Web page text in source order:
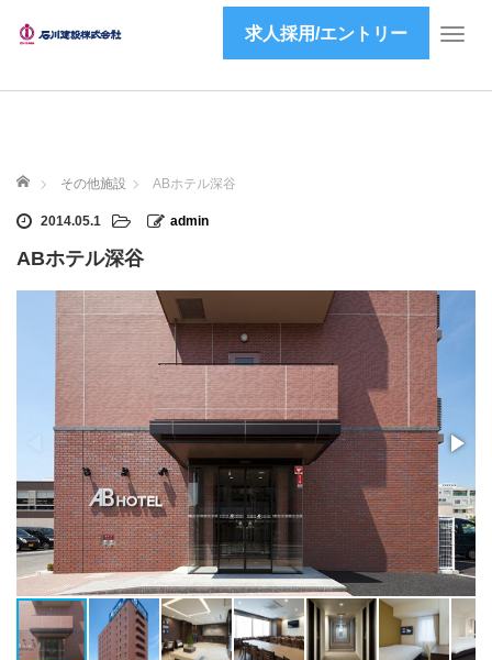
T
求人採用/エントリー
ホーム その他施設 ABホテル深谷
2014.05.1 admin
ABホテル深谷